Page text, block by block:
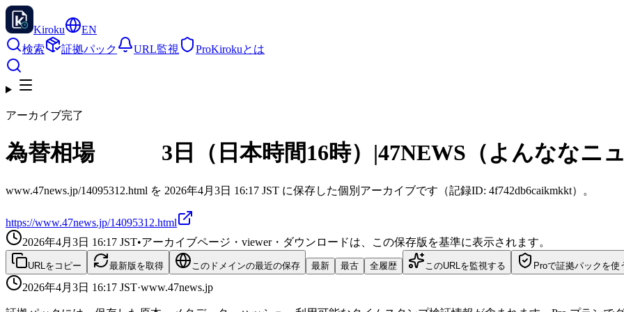
Kiroku
EN
検索
証拠パック URL監視 ProKirokuとは
アーカイブ完了
為替相場 3日（日本時間16時）|47NEWS（よんななニュ
www.47news.jp/14095312.html を 2026年4月3日 16:17 JST に保存した個別アーカイブです（記録ID: 4f742db6caikmkkt）。
https://www.47news.jp/14095312.html
2026年4月3日 16:17 JST•アーカイブページ・viewer・ダウンロードは、この保存版を基準に表示されます。
URLをコピー 最新版を取得 このドメインの最近の保存 最新 最古 全履歴 このURLを監視する Proで証拠パックを使
2026年4月3日 16:17 JST·www.47news.jp